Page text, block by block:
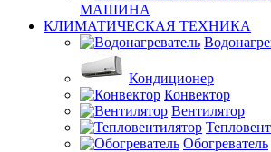
МАШИНА
КЛИМАТИЧЕСКАЯ ТЕХНИКА
Кондиционер
Конвектор
Вентилятор
Обогреватель